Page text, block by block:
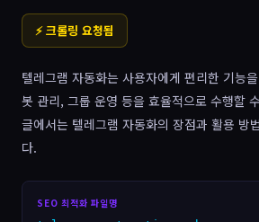
⚡ 크롤링 요청됨
텔레그램 자동화는 사용자에게 편리한 기능
봇 관리, 그룹 운영 등을 효율적으로 수행할
글에서는 텔레그램 자동화의 장점과 활용 방
다.
SEO 최적화 파일명